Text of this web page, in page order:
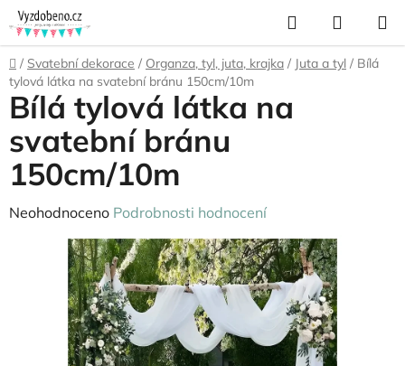
Přejít
na
obsah
Hledat
KOŠÍK
Domů
/ Svatební dekorace / Organza, tyl, juta, krajka / Juta a tyl / Bílá
tylová látka na svatební bránu 150cm/10m
Bílá tylová látka na
svatební bránu
150cm/10m
Průměrné
hodnocení
Neohodnoceno Podrobnosti hodnocení